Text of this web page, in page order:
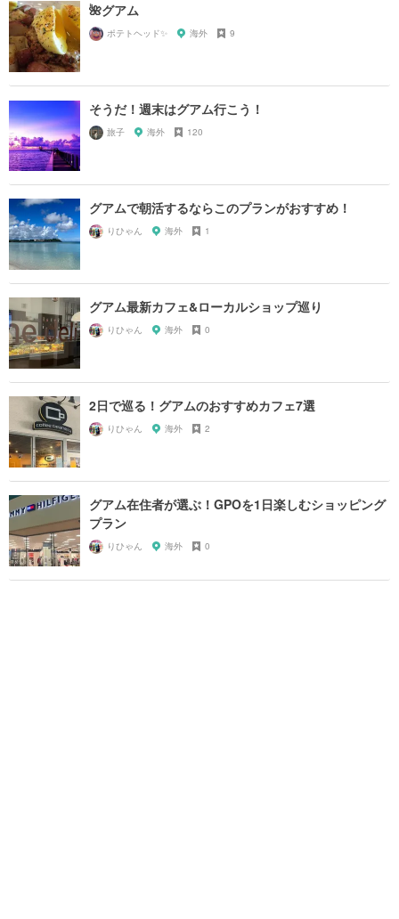
🌺グアム
ポテトヘッド✨ 海外 9
そうだ！週末はグアム行こう！
旅子 海外 120
グアムで朝活するならこのプランがおすすめ！
りひゃん 海外 1
グアム最新カフェ&ローカルショップ巡り
りひゃん 海外 0
2日で巡る！グアムのおすすめカフェ7選
りひゃん 海外 2
グアム在住者が選ぶ！GPOを1日楽しむショッピング
プラン
りひゃん 海外 0